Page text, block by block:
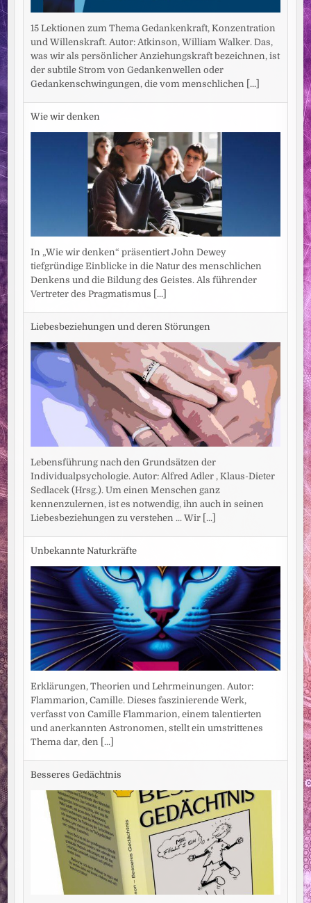
15 Lektionen zum Thema Gedankenkraft, Konzentration
und Willenskraft. Autor: Atkinson, William Walker. Das,
was wir als persönlicher Anziehungskraft bezeichnen, ist
der subtile Strom von Gedankenwellen oder
Gedankenschwingungen, die vom menschlichen
[...]
Wie wir denken
In „Wie wir denken“ präsentiert John Dewey
tiefgründige Einblicke in die Natur des menschlichen
Denkens und die Bildung des Geistes. Als führender
Vertreter des Pragmatismus
[...]
Liebesbeziehungen und deren Störungen
Lebensführung nach den Grundsätzen der
Individualpsychologie. Autor: Alfred Adler , Klaus-Dieter
Sedlacek (Hrsg.). Um einen Menschen ganz
kennenzulernen, ist es notwendig, ihn auch in seinen
Liebesbeziehungen zu verstehen ... Wir [...]
Unbekannte Naturkräfte
Erklärungen, Theorien und Lehrmeinungen. Autor:
Flammarion, Camille. Dieses faszinierende Werk,
verfasst von Camille Flammarion, einem talentierten
und anerkannten Astronomen, stellt ein umstrittenes
Thema dar, den
[...]
Besseres Gedächtnis